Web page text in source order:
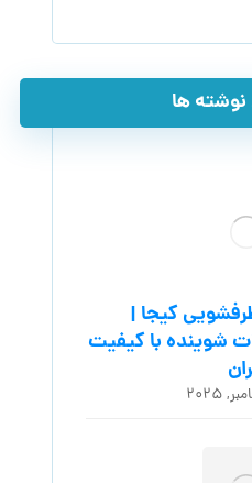
نوشته ها
کیجا |
شوینده با کیفیت